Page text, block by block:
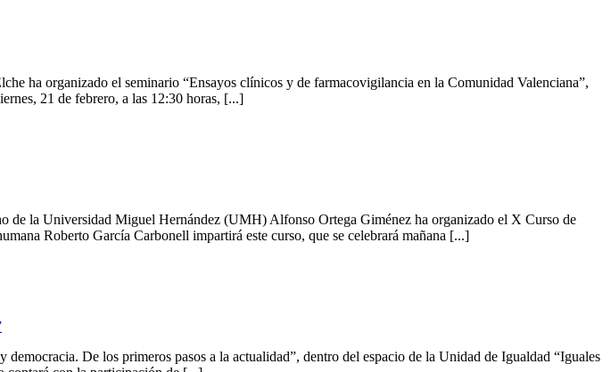
organizado el seminario “Ensayos clínicos y de farmacovigilancia en la Comunidad Valenciana”,
21 de febrero, a las 12:30 horas, [...]
de la Universidad Miguel Hernández (UMH) Alfonso Ortega Giménez ha organizado el X Curso de
Roberto García Carbonell impartirá este curso, que se celebrará mañana [...]
De los primeros pasos a la actualidad”, dentro del espacio de la Unidad de Igualdad “Iguales